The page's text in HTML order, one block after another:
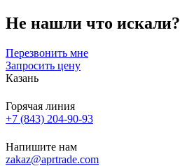
Не нашли что искали?
Перезвонить мне
Запросить цену
Казань
Горячая линия
+7 (843) 204-90-93
Напишите нам
zakaz@aprtrade.com